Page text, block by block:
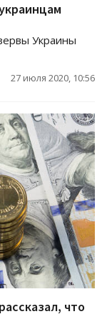
Украины
27 июля 2020, 10:56
что